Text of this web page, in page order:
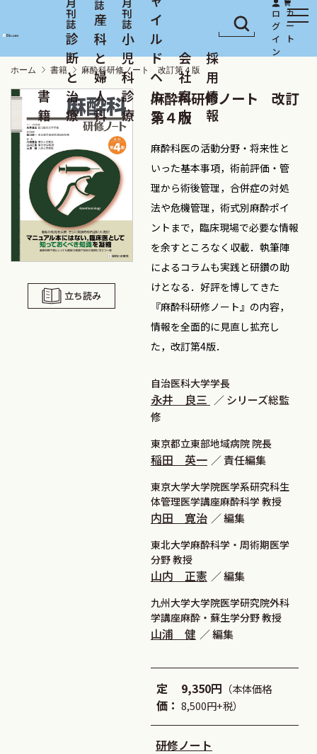
書
籍
診
断
と
治
療
産
科
と
婦
人
科
小
児
科
診
療
イ
ル
ド
ヘ
ル
ス
会
社
案
内
採
用
情
報
ホーム 書籍 麻酔科研修ノート 改訂第４版
麻酔科研修ノート 改訂
第４版
麻酔科医の活動分野・将来性と
いった基本事項，術前評価・管
理から術後管理，合併症の対処
法や危機管理，術式別麻酔ポイ
ントまで，臨床現場で必要な情報
を余すところなく収載．執筆陣
によるコラムも実践と研鑽の助
けとなる．好評を博してきた
『麻酔科研修ノート』の内容，
情報を全面的に見直し拡充し
た，改訂第4版．
自治医科大学学長
永井 良三
シリーズ総監
修
東京都立東部地域病院 院長
稲田 英一 責任編集
東京大学大学院医学系研究科生
体管理医学講座麻酔科学 教授
内田 寛治 編集
東北大学麻酔科学・周術期医学
分野 教授
山内 正憲 編集
九州大学大学院医学研究院外科
学講座麻酔・蘇生学分野 教授
山浦 健 編集
定
価：
9,350円 （本体価格
8,500円+税）
研修ノート
立ち読み